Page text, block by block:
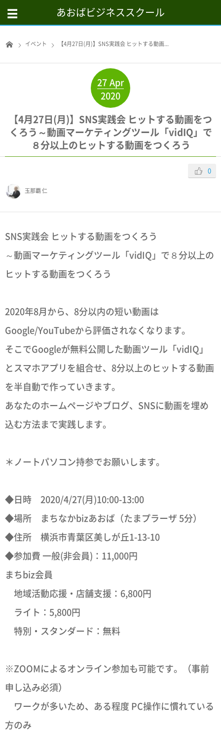
あおばビジネススクール
イベント 【4月27日(月)】SNS実践会 ヒットする動画...
27Apr
2020
【4月27日(月)】SNS実践会 ヒットする動画をつ
くろう～動画マーケティングツール「vidIQ」で
８分以上のヒットする動画をつくろう
0
玉那覇 仁
SNS実践会 ヒットする動画をつくろう
～動画マーケティングツール「vidIQ」で８分以上の
ヒットする動画をつくろう
2020年8月から、8分以内の短い動画は
Google/YouTubeから評価されなくなります。
そこでGoogleが無料公開した動画ツール「vidIQ」
とスマホアプリを組合せ、8分以上のヒットする動画
を半自動で作っていきます。
あなたのホームページやブログ、SNSに動画を埋め
込む方法まで実践します。
＊ノートパソコン持参でお願いします。
◆日時 2020/4/27(月)10:00-13:00
◆場所 まちなかbizあおば（たまプラーザ 5分）
◆住所 横浜市青葉区美しが丘1-13-10
◆参加費 一般(非会員)：11,000円
まちbiz会員
地域活動応援・店舗支援：6,800円
ライト：5,800円
特別・スタンダード：無料
※ZOOMによるオンライン参加も可能です。（事前
申し込み必須）
ワークが多いため、ある程度 PC操作に慣れている
方のみ